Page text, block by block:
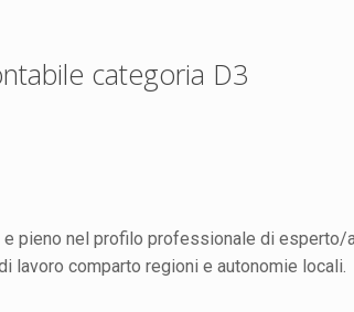
categoria D3
e pieno nel profilo professionale di esperto/
lavoro comparto regioni e autonomie locali.